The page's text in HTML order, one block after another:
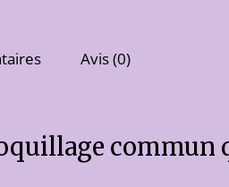
Avis (0)
commun